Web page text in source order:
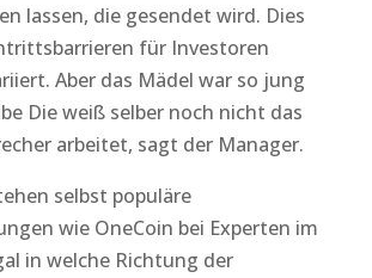
lassen, die gesendet wird. Dies
für Investoren
Aber das Mädel war so jung
Die weiß selber noch nicht das
arbeitet, sagt der Manager.
selbst populäre
wie OneCoin bei Experten im
in welche Richtung der